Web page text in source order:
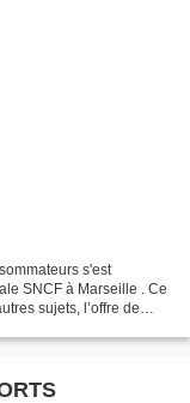
s'est
SNCF à Marseille . Ce
sujets, l’offre de